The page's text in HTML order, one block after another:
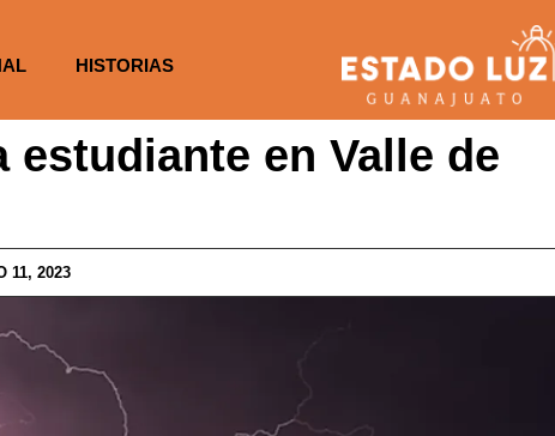
HISTORIAS
estudiante en Valle de
11, 2023